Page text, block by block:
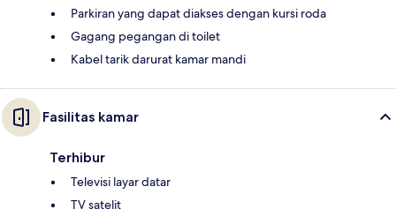
Parkiran yang dapat diakses dengan kursi roda
Gagang pegangan di toilet
Kabel tarik darurat kamar mandi
Fasilitas kamar
Terhibur
Televisi layar datar
TV satelit